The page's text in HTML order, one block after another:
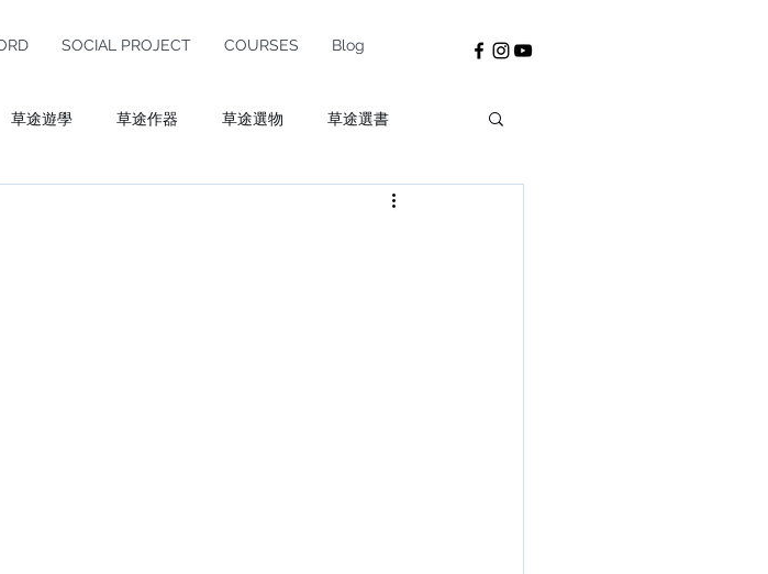
SOCIAL PROJECT COURSES Blog
草途遊學 草途作器 草途選物 草途選書